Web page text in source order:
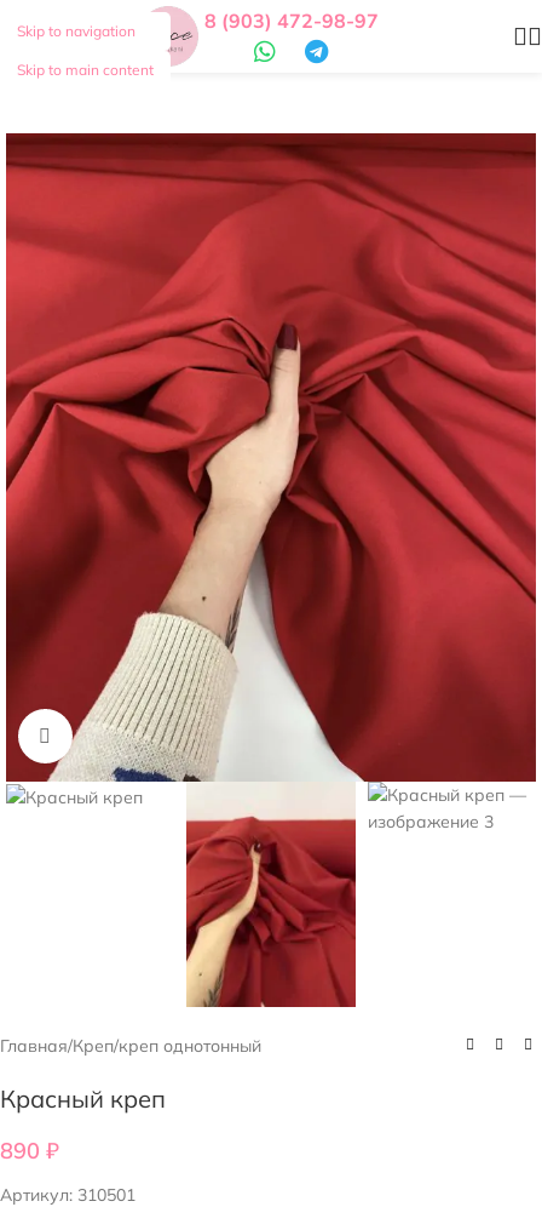
Skip to navigation
Skip to main content
8 (903) 472-98-97
Нажмите, чтобы увеличить
Главная/Креп/креп однотонный
Красный креп
890 ₽
Артикул: 310501